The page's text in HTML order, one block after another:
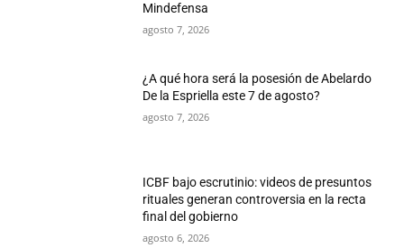
Mindefensa
agosto 7, 2026
¿A qué hora será la posesión de Abelardo
De la Espriella este 7 de agosto?
agosto 7, 2026
ICBF bajo escrutinio: videos de presuntos
rituales generan controversia en la recta
final del gobierno
agosto 6, 2026